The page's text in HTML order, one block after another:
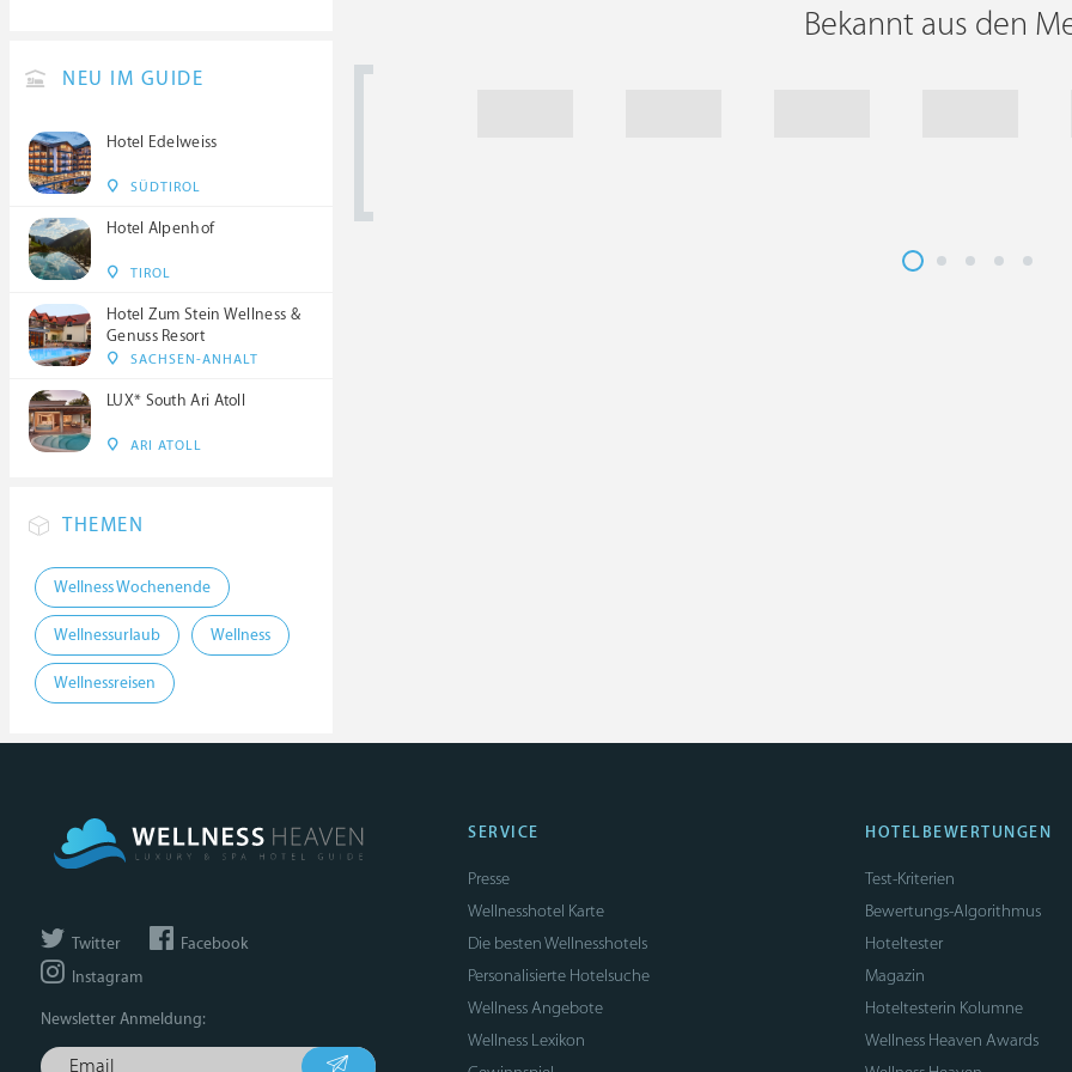
Bekannt aus den
NEU IM GUIDE
Hotel Edelweiss
SÜDTIROL
Hotel Alpenhof
TIROL
Hotel Zum Stein Wellness &
Genuss Resort
SACHSEN-ANHALT
LUX* South Ari Atoll
ARI ATOLL
THEMEN
Wellness Wochenende
Wellnessurlaub Wellness
Wellnessreisen
Twitter
Facebook
Instagram
Newsletter Anmeldung:
SERVICE
Presse
Wellnesshotel Karte
Die besten Wellnesshotels
Personalisierte Hotelsuche
Wellness Angebote
Wellness Lexikon
HOTELBEWERTUNGEN
Test-Kriterien
Bewertungs-Algorithmus
Hoteltester
Magazin
Hoteltesterin Kolumne
Wellness Heaven Awards